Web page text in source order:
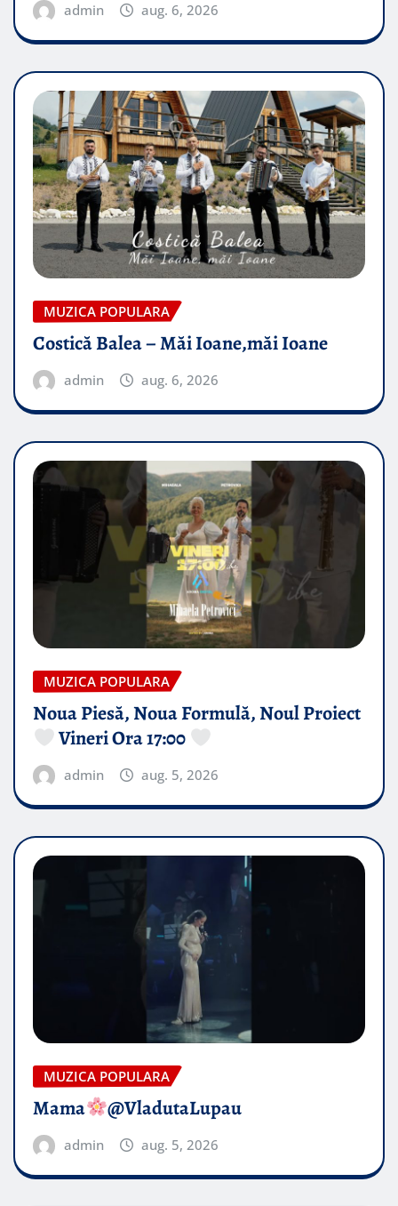
admin aug. 6, 2026
MUZICA POPULARA
Costică Balea – Măi Ioane,măi Ioane
admin aug. 6, 2026
MUZICA POPULARA
Noua Piesă, Noua Formulă, Noul Proiect
Vineri Ora 17:00
admin aug. 5, 2026
MUZICA POPULARA
Mama @VladutaLupau
admin aug. 5, 2026